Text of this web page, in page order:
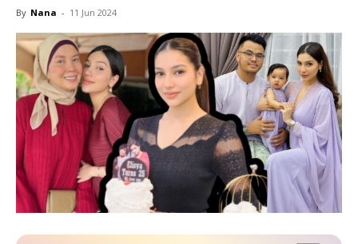
Interior Design
Landskap
DIY
Bilik Air
Bilik Tidur
Dapur
Ruang Makan
Make Over
Bilik Air
Bilik Tidur
Dapur
By Nana - 11 Jun 2024